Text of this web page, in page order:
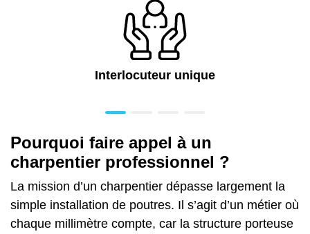
Interlocuteur unique
Pourquoi faire appel à un
charpentier professionnel ?
La mission d’un charpentier dépasse largement la
simple installation de poutres. Il s’agit d’un métier où
chaque millimètre compte, car la structure porteuse